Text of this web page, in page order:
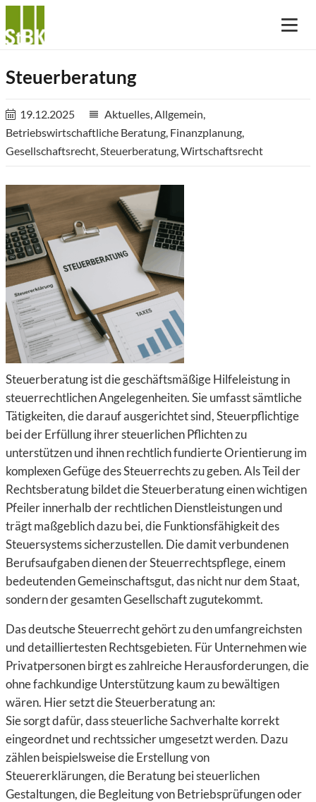
Steuerberatung
19.12.2025 reorder Aktuelles,Allgemein,
Betriebswirtschaftliche Beratung, Finanzplanung,
Gesellschaftsrecht,Steuerberatung,Wirtschaftsrecht
Steuerberatung ist die geschäftsmäßige Hilfeleistung in
steuerrechtlichen Angelegenheiten. Sie umfasst sämtliche
Tätigkeiten, die darauf ausgerichtet sind, Steuerpflichtige
bei der Erfüllung ihrer steuerlichen Pflichten zu
unterstützen und ihnen rechtlich fundierte Orientierung im
komplexen Gefüge des Steuerrechts zu geben. Als Teil der
Rechtsberatung bildet die Steuerberatung einen wichtigen
Pfeiler innerhalb der rechtlichen Dienstleistungen und
trägt maßgeblich dazu bei, die Funktionsfähigkeit des
Steuersystems sicherzustellen. Die damit verbundenen
Berufsaufgaben dienen der Steuerrechtspflege, einem
bedeutenden Gemeinschaftsgut, das nicht nur dem Staat,
sondern der gesamten Gesellschaft zugutekommt.
Das deutsche Steuerrecht gehört zu den umfangreichsten
und detailliertesten Rechtsgebieten. Für Unternehmen wie
Privatpersonen birgt es zahlreiche Herausforderungen, die
ohne fachkundige Unterstützung kaum zu bewältigen
wären. Hier setzt die Steuerberatung an:
Sie sorgt dafür, dass steuerliche Sachverhalte korrekt
eingeordnet und rechtssicher umgesetzt werden. Dazu
zählen beispielsweise die Erstellung von
Steuererklärungen, die Beratung bei steuerlichen
Gestaltungen, die Begleitung von Betriebsprüfungen oder